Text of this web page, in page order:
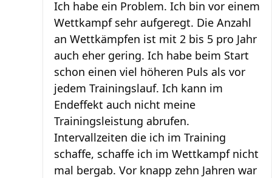
Ich habe ein Problem. Ich bin vor einem
Wettkampf sehr aufgeregt. Die Anzahl
an Wettkämpfen ist mit 2 bis 5 pro Jahr
auch eher gering. Ich habe beim Start
schon einen viel höheren Puls als vor
jedem Trainingslauf. Ich kann im
Endeffekt auch nicht meine
Trainingsleistung abrufen.
Intervallzeiten die ich im Training
schaffe, schaffe ich im Wettkampf nicht
mal bergab. Vor knapp zehn Jahren war